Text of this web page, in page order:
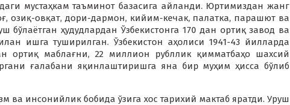
мустаҳкам таъминот базасига айланди. Юртимиздан жанг
озиқ-овқат, дори-дармон, кийим-кечак, палатка, парашют ва
бўлаётган ҳудудлардан Ўзбекистонга 170 дан ортиқ завод ва
ишга туширилган. Ўзбекистон аҳолиси 1941-43 йилларда
ортиқ маблағни, 22 миллион рубллик қимматбаҳо шахсий
ғалабани яқинлаштиришга яна бир муҳим ҳисса бўлиб
ва инсонийлик бобида ўзига хос тарихий мактаб яратди. Уруш